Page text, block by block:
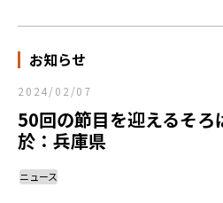
お知らせ
2024/02/07
50回の節目を迎えるそ
於：兵庫県
ニュース